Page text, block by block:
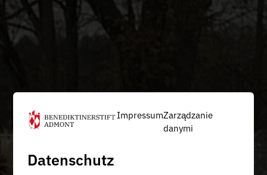
ImpressumZarządzanie
danymi
Datenschutz